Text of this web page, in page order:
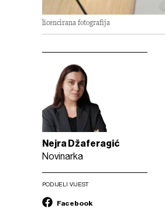
licencirana fotografija
Nejra Džaferagić
Novinarka
PODIJELI VIJEST
Facebook